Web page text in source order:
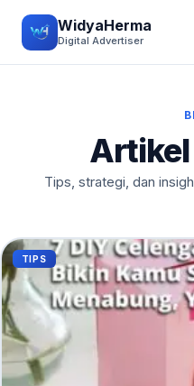
WidyaHerma
Digital Advertiser
Tips, strategi, dan
TIPS